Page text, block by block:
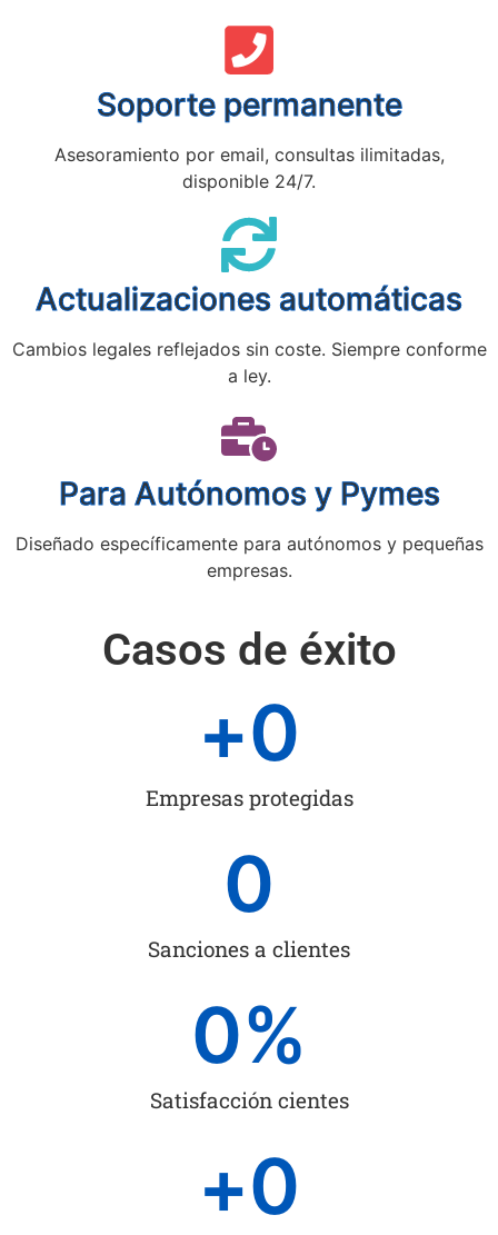
Soporte permanente
Asesoramiento por email, consultas ilimitadas,
disponible 24/7.
Actualizaciones automáticas
Cambios legales reflejados sin coste. Siempre conforme
a ley.
Para Autónomos y Pymes
Diseñado específicamente para autónomos y pequeñas
empresas.
Casos de éxito
Empresas protegidas
+0
Sanciones a clientes
0
Satisfacción cientes
0%
+0